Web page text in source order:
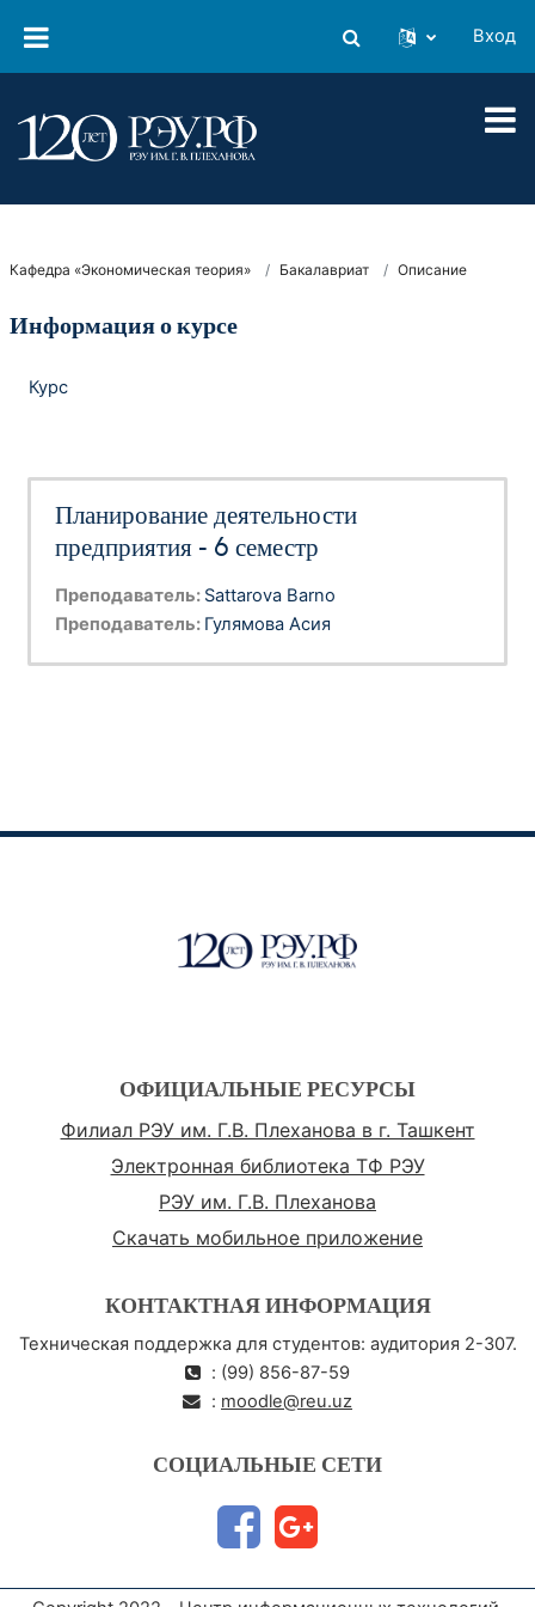
Изменить данные
Вход
Кафедра «Экономическая теория» Бакалавриат Описание
Информация о курсе
Курс
Планирование деятельности
предприятия - 6 семестр
Преподаватель: Sattarova Barno
Преподаватель: Гулямова Асия
ОФИЦИАЛЬНЫЕ РЕСУРСЫ
Филиал РЭУ им. Г.В. Плеханова в г. Ташкент
Электронная библиотека ТФ РЭУ
РЭУ им. Г.В. Плеханова
Скачать мобильное приложение
КОНТАКТНАЯ ИНФОРМАЦИЯ
Техническая поддержка для студентов: аудитория 2-307.
: (99) 856-87-59
: moodle@reu.uz
СОЦИАЛЬНЫЕ СЕТИ